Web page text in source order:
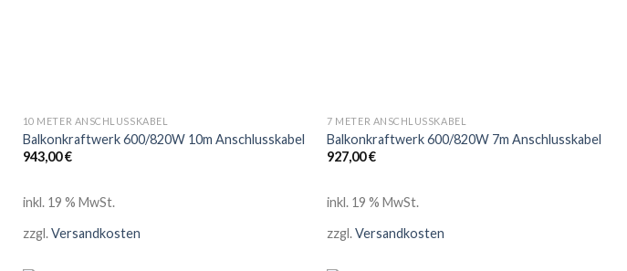
10 METER ANSCHLUSSKABEL
Balkonkraftwerk 600/820W 10m Anschlusskabel
943,00€
inkl. 19 % MwSt.
zzgl.Versandkosten
7 METER ANSCHLUSSKABEL
Balkonkraftwerk 600/820W 7m Anschlusskabel
927,00€
inkl. 19 % MwSt.
zzgl.Versandkosten